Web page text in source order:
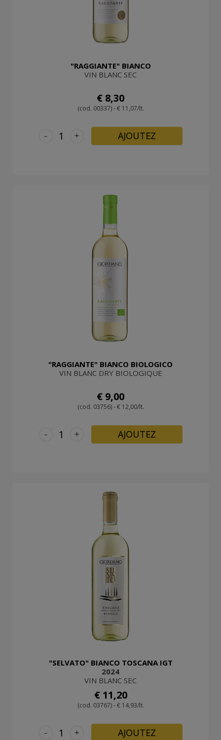
"RAGGIANTE" BIANCO
VIN BLANC SEC
€ 8,30
(cod. 00337) - € 11,07/lt.
+
- AJOUTEZ
"RAGGIANTE" BIANCO BIOLOGICO
VIN BLANC DRY BIOLOGIQUE
€ 9,00
(cod. 03756) - € 12,00/lt.
+
- AJOUTEZ
"SELVATO" BIANCO TOSCANA IGT
2024
VIN BLANC SEC
€ 11,20
(cod. 03767) - € 14,93/lt.
+
- AJOUTEZ